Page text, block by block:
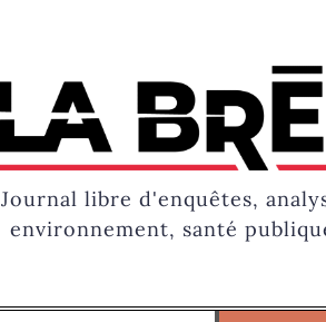
Journal libre d'enquêtes,
environnement, santé